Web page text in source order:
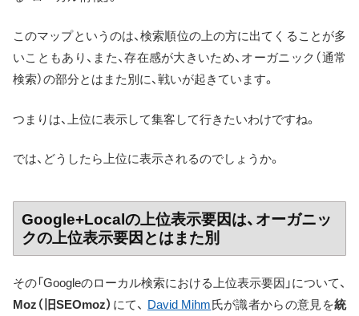
このマップというのは、検索順位の上の方に出てくることが多
いこともあり、また、存在感が大きいため、オーガニック（通常
検索）の部分とはまた別に、戦いが起きています。
つまりは、上位に表示して集客して行きたいわけですね。
では、どうしたら上位に表示されるのでしょうか。
Google+Localの上位表示要因は、オーガニッ
クの上位表示要因とはまた別
その「Googleのローカル検索における上位表示要因」について、
Moz（旧SEOmoz） にて、 David Mihm氏が識者からの意見を統